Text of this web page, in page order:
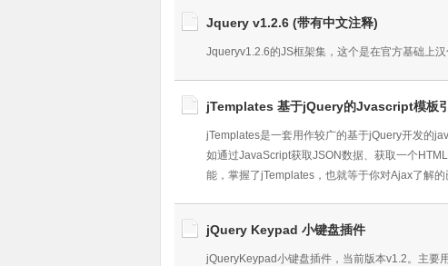
Jquery v1.2.6 (带有中文注释)
Jqueryv1.2.6的JS框架集，这个是在官方基础上
jTemplates 基于jQuery的Jvascript模板
jTemplates是一套用作较广的基于jQuery开发的
如通过JavaScript获取JSON数据、获取一个
能，掌握了jTemplates，也就等于你对Ajax了解的
jQuery Keypad 小键盘插件
jQueryKeypad小键盘插件，当前版本v1.2。主要